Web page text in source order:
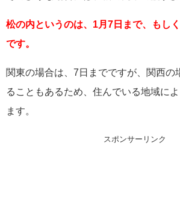
松の内というのは、1月7日まで、もし
です。
関東の場合は、7日までですが、関西の
ることもあるため、住んでいる地域に
ます。
スポンサーリンク